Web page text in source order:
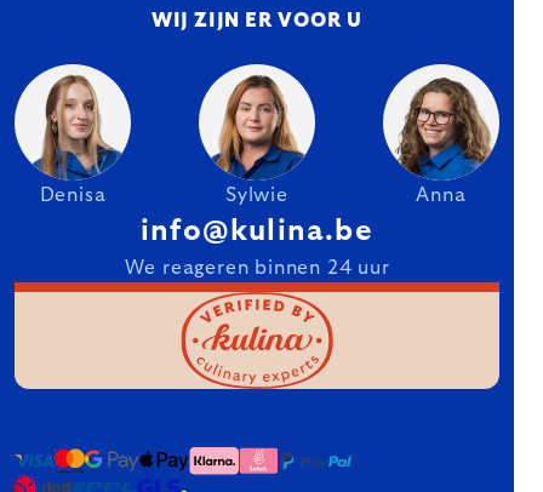
WIJ ZIJN ER VOOR U
Denisa Sylwie Anna
info@kulina.be
We reageren binnen 24 uur